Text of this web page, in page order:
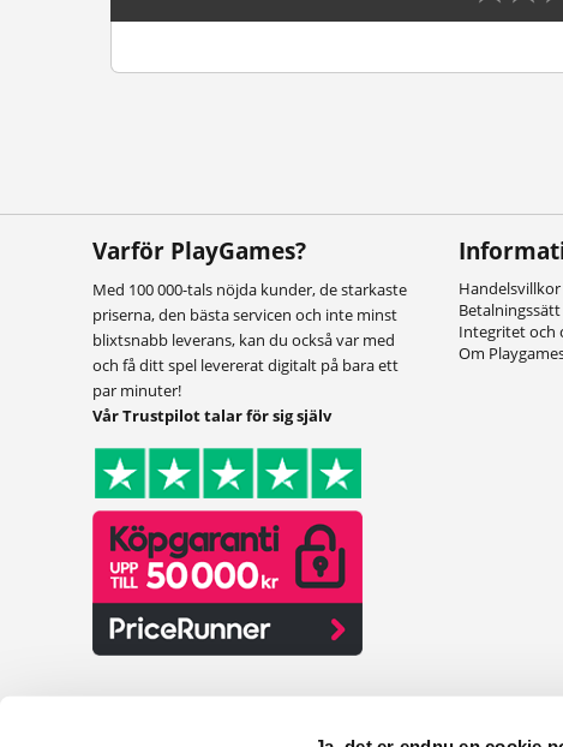
Varför PlayGames?
Med 100 000-tals nöjda kunder, de starkaste
priserna, den bästa servicen och inte minst
blixtsnabb leverans, kan du också var med
och få ditt spel levererat digitalt på bara ett
par minuter!
Vår Trustpilot talar för sig själv
Handelsvillkor
Betalningssätt
Integritet och
Om